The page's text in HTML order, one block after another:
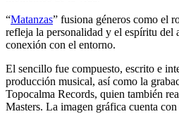
“Matanzas” fusiona géneros como el
refleja la personalidad y el espíritu del
conexión con el entorno.
El sencillo fue compuesto, escrito e
producción musical, así como la
Topocalma Records, quien también
Masters. La imagen gráfica cuenta